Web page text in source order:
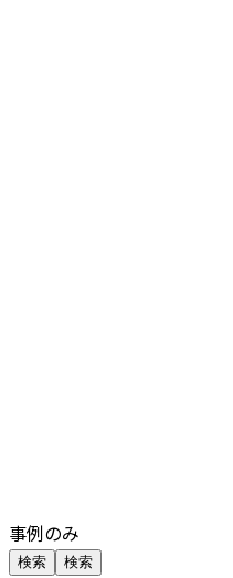
事例のみ
検索 検索